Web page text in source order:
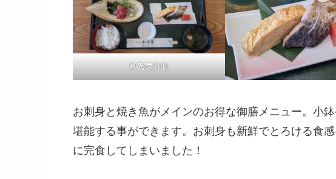
和乃泉御膳
お刺身と焼き魚がメインのお得な御膳メニュー。小鉢
堪能する事ができます。お刺身も新鮮でとろける食
に完食してしまいました！